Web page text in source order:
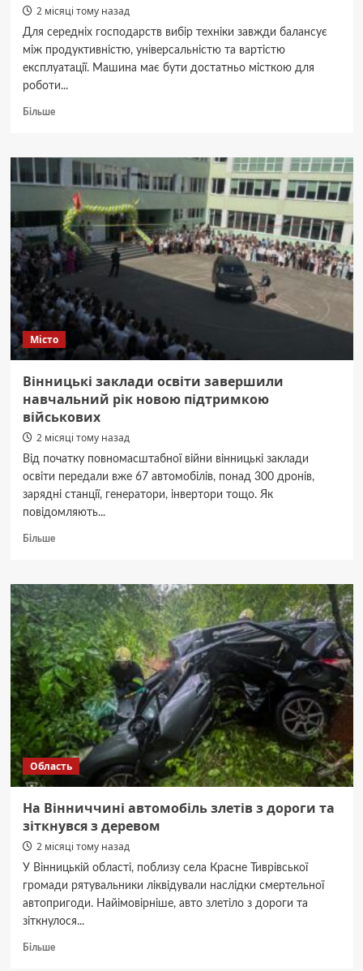
2 місяці тому назад
Для середніх господарств вибір техніки завжди балансує
між продуктивністю, універсальністю та вартістю
експлуатації. Машина має бути достатньо місткою для
роботи...
БільшеДокладніше
для
господарств:
переваги
моделі
Місто
Вінницькі заклади освіти завершили
навчальний рік новою підтримкою
військових
2 місяці тому назад
Від початку повномасштабної війни вінницькі заклади
освіти передали вже 67 автомобілів, понад 300 дронів,
зарядні станції, генератори, інвертори тощо. Як
повідомляють...
БільшеДокладніше
заклади
освіти
завершили
навчальний
рік
новою
підтримкою
військових
Область
На Вінниччині автомобіль злетів з дороги та
зіткнувся з деревом
2 місяці тому назад
У Вінницькій області, поблизу села Красне Тиврівської
громади рятувальники ліквідували наслідки смертельної
автопригоди. Найімовірніше, авто злетіло з дороги та
зіткнулося...
БільшеДокладніше